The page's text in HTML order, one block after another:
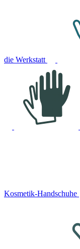
die Werkstatt
Kosmetik-Handschuhe